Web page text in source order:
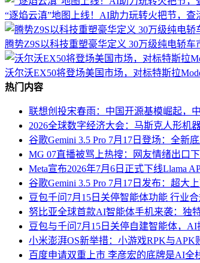
“逐焰云滇”地图上线！AI助力玩转火把节，
腾势Z9S以科技重塑豪华定义 30万级纯电轿车
沃尔沃EX50将登场美国市场，对标特斯拉
热门内容
联想创投宋春雨：中国开源基模崛起，
2026全球数字经济大会：马斯克人形机
谷歌Gemini 3.5 Pro 7月17日登场：全新
MG 07直播被骂上热搜：网友情绪出口
Meta宣布2026年7月6日正式下线Llama
谷歌Gemini 3.5 Pro 7月17日发布：超大
豆包千问7月15日关停智能体功能 行业
努比亚全球首款AI智能体手机来袭：独
豆包与千问7月15日关停自建智能体，
小米澎湃OS新举措：小游戏RPK与
百度申请双重上市 李彦宏的底牌是AI全